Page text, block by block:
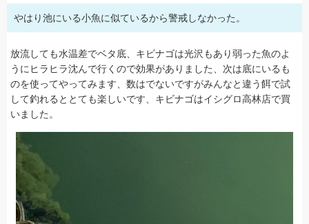
やはり池にいる小魚に似ているから警戒しなかった。
放流しても水温差でベタ底、キビナゴは光沢もあり弱った魚のよ
うにヒラヒラ沈んで行くので効果がありました、次は底にいるも
のを使ってやってみます、数はでないですがみんなと違う餌で試
して釣れるととても楽しいです、キビナゴはイシグロ高林店で買
いました。